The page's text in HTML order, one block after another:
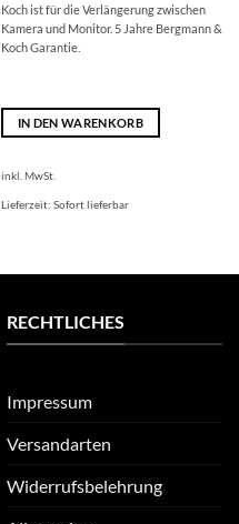
Koch ist für die Verlängerung zwischen
Kamera und Monitor. 5 Jahre Bergmann &
Koch Garantie.
IN DEN WARENKORB
inkl. MwSt.
Lieferzeit: Sofort lieferbar
RECHTLICHES
Impressum
Versandarten
Widerrufsbelehrung